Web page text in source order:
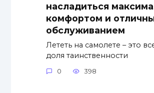
насладиться
комфортом и
обслуживанием
Лететь на самолете – это
доля таинственности
0 398